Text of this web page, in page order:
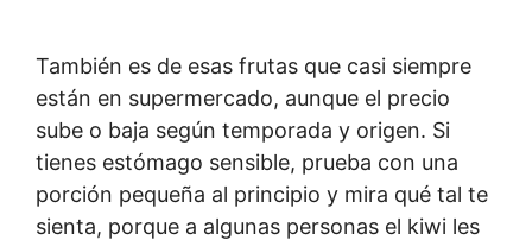
También es de esas frutas que casi siempre
están en supermercado, aunque el precio
sube o baja según temporada y origen. Si
tienes estómago sensible, prueba con una
porción pequeña al principio y mira qué tal te
sienta, porque a algunas personas el kiwi les